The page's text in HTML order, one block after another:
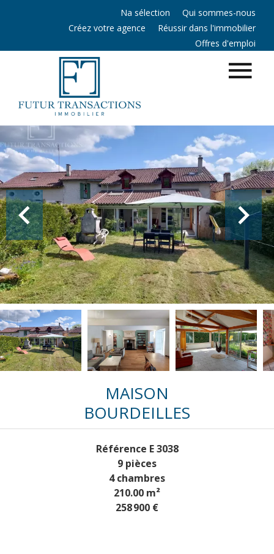
Na sélection
Qui sommes-nous
Créez votre agence
Réussir dans l'immobilier
Offres d'emploi
MAISON
BOURDEILLES
Référence E 3038
9 pièces
4 chambres
210.00 m²
258 900 €